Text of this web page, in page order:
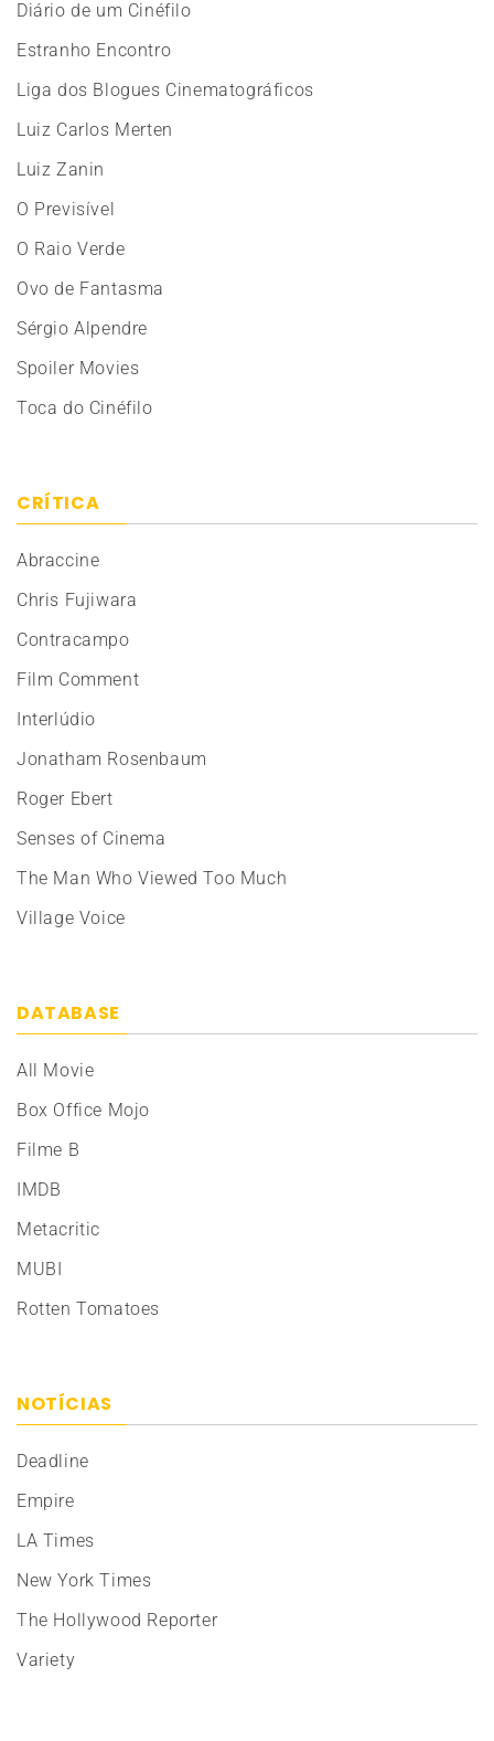
Diário de um Cinéfilo
Estranho Encontro
Liga dos Blogues Cinematográficos
Luiz Carlos Merten
Luiz Zanin
O Previsível
O Raio Verde
Ovo de Fantasma
Sérgio Alpendre
Spoiler Movies
Toca do Cinéfilo
CRÍTICA
Abraccine
Chris Fujiwara
Contracampo
Film Comment
Interlúdio
Jonatham Rosenbaum
Roger Ebert
Senses of Cinema
The Man Who Viewed Too Much
Village Voice
DATABASE
All Movie
Box Office Mojo
Filme B
IMDB
Metacritic
MUBI
Rotten Tomatoes
NOTÍCIAS
Deadline
Empire
LA Times
New York Times
The Hollywood Reporter
Variety